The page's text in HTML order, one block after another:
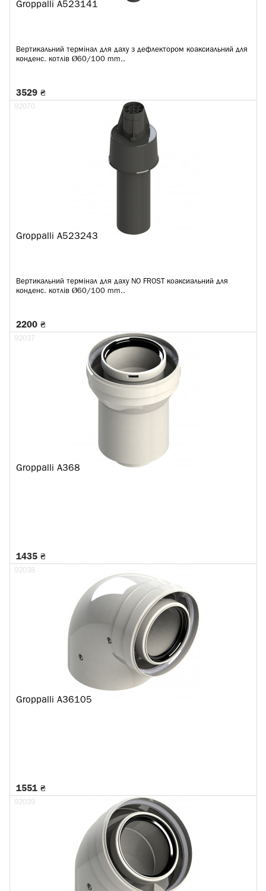
Groppalli A523141
Вертикальний термінал для даху з дефлектором коаксиальний для
конденс. котлів Ø60/100 mm..
3529 ₴
Groppalli A523243
Вертикальний термінал для даху NO FROST коаксиальний для
конденс. котлів Ø60/100 mm..
92070
2200 ₴
Groppalli A368
92037
1435 ₴
Groppalli A36105
92038
1551 ₴
92039